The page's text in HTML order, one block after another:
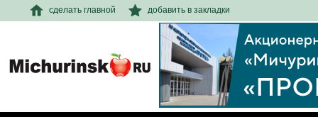
сделать главной добавить в закладки